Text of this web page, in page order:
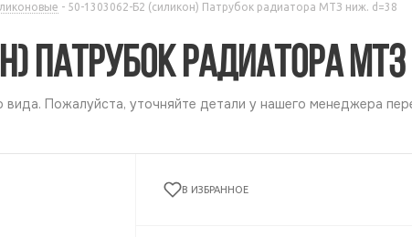
- 50-1303062-Б2 (силикон) Патрубок радиатора МТЗ ниж. d=38
Патрубок радиатора
Пожалуйста, уточняйте детали у нашего менеджера
В ИЗБРАННОЕ